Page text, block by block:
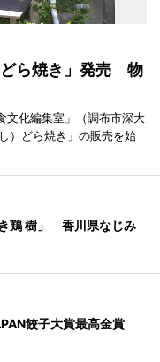
どら焼き」発売 物
文化編集室」（調布市深大
）どら焼き」の販売を始
鶏 樹」 香川県なじみ
餃子大賞最高金賞